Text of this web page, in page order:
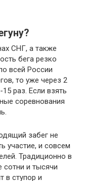
СНГ, а также
бега резко
всей России
то уже через 2
раз. Если взять
соревнования
забег не
участие, и совсем
Традиционно в
сотни и тысячи
в ступор и